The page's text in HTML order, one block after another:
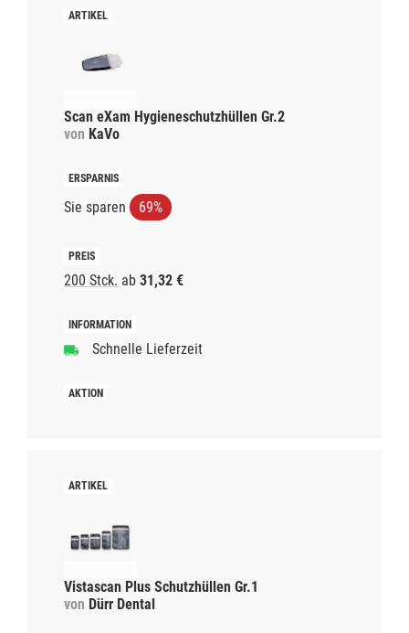
Scan eXam Hygieneschutzhüllen Gr.2
von KaVo
Sie sparen 69%
200 Stck. ab 31,32 €
Schnelle Lieferzeit
Vistascan Plus Schutzhüllen Gr.1
von Dürr Dental